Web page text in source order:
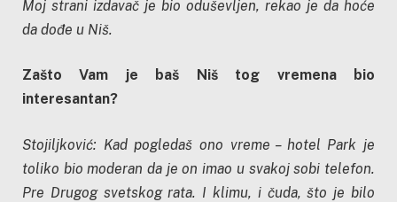
Moj strani izdavač je bio oduševljen, rekao je da hoće
da dođe u Niš.
Zašto Vam je baš Niš tog vremena bio
interesantan?
Stojiljković: Kad pogledaš ono vreme – hotel Park je
toliko bio moderan da je on imao u svakoj sobi telefon.
Pre Drugog svetskog rata. I klimu, i čuda, što je bilo